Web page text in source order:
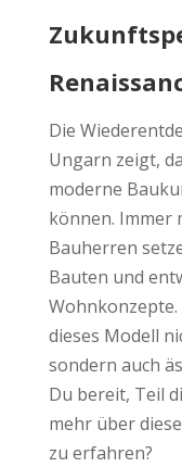
Die
Ungarn zeigt,
moderne
können. Immer
Bauherren
Bauten und
dieses Modell
sondern auch
Du bereit, Teil
mehr über
zu erfahren?